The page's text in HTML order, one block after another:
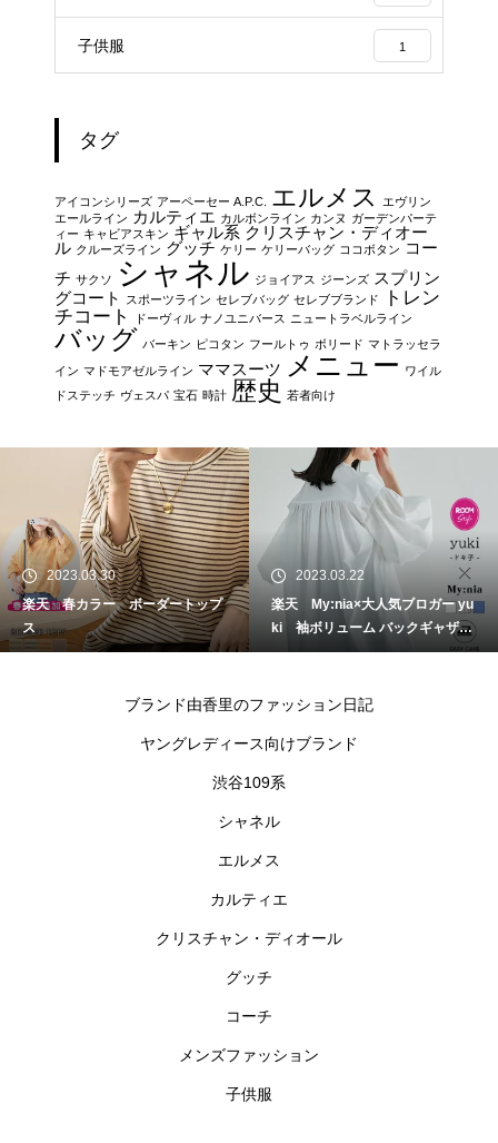
子供服 1
タグ
アイコンシリーズ アーペーセー A.P.C. エルメス
エヴリン
エールライン カルティエ カルボンライン カンヌ ガーデンパーテ
ィー キャビアスキン ギャル系 クリスチャン・ディオー
ル クルーズライン グッチ ケリー ケリーバッグ ココボタン コー
チ サクソ シャネル ジョイアス ジーンズ スプリン
グコート
スポーツライン セレブバッグ セレブブランド
トレン
チコート
ドーヴィル ナノユニバース ニュートラベルライン
バッグ バーキン ピコタン フールトゥ ボリード マトラッセラ
イン マドモアゼルライン ママスーツ メニュー ワイル
ドステッチ ヴェスパ 宝石 時計 歴史 若者向け
2023.03.30
楽天 春カラー ボーダートップ
ス
2023.03.22
楽天 My:nia×大人気ブロガー yu
ki 袖ボリューム バックギャザー
シャツ
ブランド由香里のファッション日記
ヤングレディース向けブランド
渋谷109系
シャネル
エルメス
カルティエ
クリスチャン・ディオール
グッチ
コーチ
メンズファッション
子供服